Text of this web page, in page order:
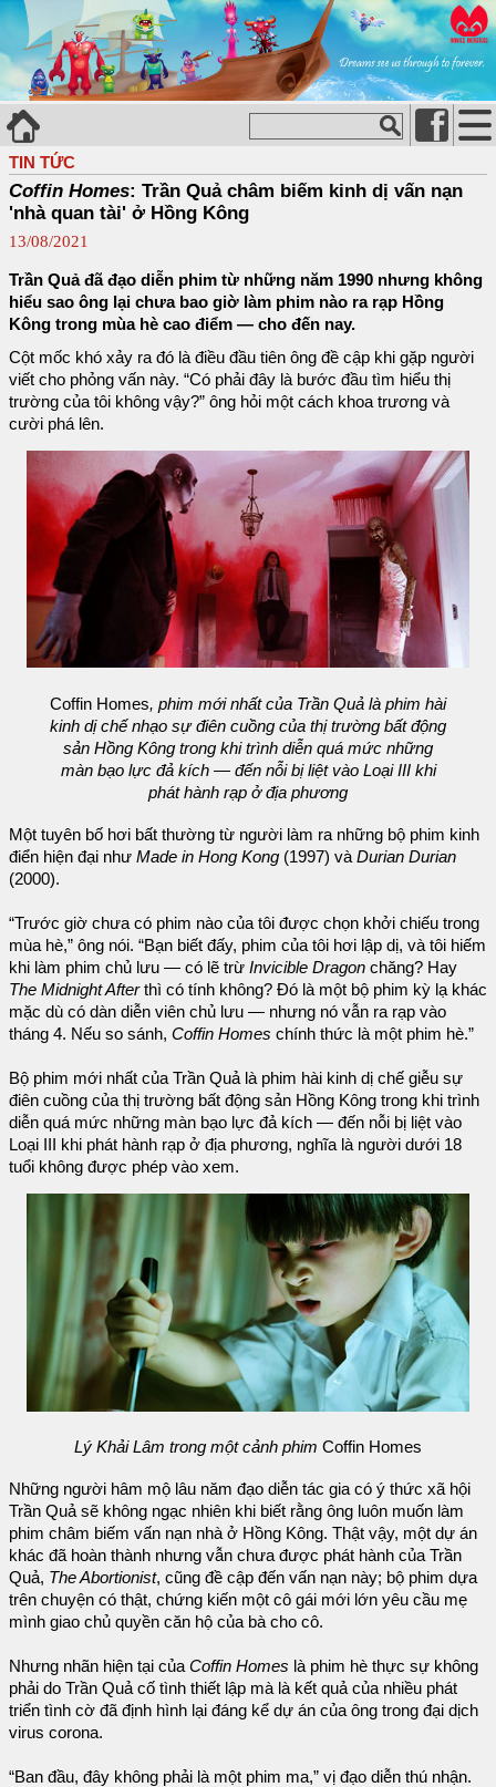
TIN TỨC
Coffin Homes: Trần Quả châm biếm kinh dị vấn nạn
'nhà quan tài' ở Hồng Kông
13/08/2021
Trần Quả đã đạo diễn phim từ những năm 1990 nhưng không
hiểu sao ông lại chưa bao giờ làm phim nào ra rạp Hồng
Kông trong mùa hè cao điểm — cho đến nay.
Cột mốc khó xảy ra đó là điều đầu tiên ông đề cập khi gặp người
viết cho phỏng vấn này. “Có phải đây là bước đầu tìm hiểu thị
trường của tôi không vậy?” ông hỏi một cách khoa trương và
cười phá lên.
Coffin Homes, phim mới nhất của Trần Quả là phim hài
kinh dị chế nhạo sự điên cuồng của thị trường bất động
sản Hồng Kông trong khi trình diễn quá mức những
màn bạo lực đả kích — đến nỗi bị liệt vào Loại III khi
phát hành rạp ở địa phương
Một tuyên bố hơi bất thường từ người làm ra những bộ phim kinh
điển hiện đại như Made in Hong Kong (1997) và Durian Durian
(2000).
“Trước giờ chưa có phim nào của tôi được chọn khởi chiếu trong
mùa hè,” ông nói. “Bạn biết đấy, phim của tôi hơi lập dị, và tôi hiếm
khi làm phim chủ lưu — có lẽ trừ Invicible Dragon chăng? Hay
The Midnight Afterthì có tính không? Đó là một bộ phim kỳ lạ khác
mặc dù có dàn diễn viên chủ lưu — nhưng nó vẫn ra rạp vào
tháng 4. Nếu so sánh, Coffin Homes chính thức là một phim hè.”
Bộ phim mới nhất của Trần Quả là phim hài kinh dị chế giễu sự
điên cuồng của thị trường bất động sản Hồng Kông trong khi trình
diễn quá mức những màn bạo lực đả kích — đến nỗi bị liệt vào
Loại III khi phát hành rạp ở địa phương, nghĩa là người dưới 18
tuổi không được phép vào xem.
Lý Khải Lâm trong một cảnh phim Coffin Homes
Những người hâm mộ lâu năm đạo diễn tác gia có ý thức xã hội
Trần Quả sẽ không ngạc nhiên khi biết rằng ông luôn muốn làm
phim châm biếm vấn nạn nhà ở Hồng Kông. Thật vậy, một dự án
khác đã hoàn thành nhưng vẫn chưa được phát hành của Trần
Quả, The Abortionist, cũng đề cập đến vấn nạn này; bộ phim dựa
trên chuyện có thật, chứng kiến một cô gái mới lớn yêu cầu mẹ
mình giao chủ quyền căn hộ của bà cho cô.
Nhưng nhãn hiện tại của Coffin Homes là phim hè thực sự không
phải do Trần Quả cố tình thiết lập mà là kết quả của nhiều phát
triển tình cờ đã định hình lại đáng kể dự án của ông trong đại dịch
virus corona.
“Ban đầu, đây không phải là một phim ma,” vị đạo diễn thú nhận.